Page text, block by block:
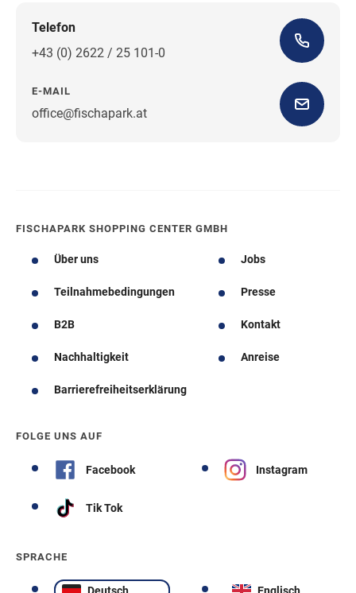
Telefon
+43 (0) 2622 / 25 101-0
E-MAIL
office@fischapark.atWegbeschreibung
FISCHAPARK SHOPPING CENTER GMBH
Über uns Jobs
Teilnahmebedingungen Presse
B2B Kontakt
Nachhaltigkeit Anreise
Barrierefreiheitserklärung
FOLGE UNS AUF
Facebook Instagram
Tik Tok
SPRACHE
Deutsch Englisch